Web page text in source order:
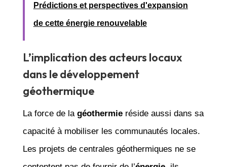
Prédictions et perspectives d'expansion
de cette énergie renouvelable
L’implication des acteurs locaux
dans le développement
géothermique
La force de la géothermieréside aussi dans sa
capacité à mobiliser les communautés locales.
Les projets de centrales géothermiques ne se